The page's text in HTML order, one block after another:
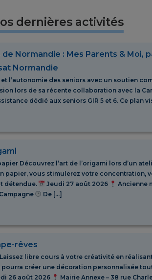
dernières activités
Normandie : Mes Parents & Moi,
Normandie
l’autonomie des seniors avec un soutien
lors de sa récente collaboration avec la
dédié aux seniors GIR 5 et 6. Ce plan
Découvrez l’art de l’origami lors d’un
papier, vous stimulerez votre concentration,
détendue.
Jeudi 27 août 2026
Ancienne
De […]
rêves
libre cours à votre créativité en
créer une décoration personnalisée
26 août 2026 Mairie Annexe – 38 rue